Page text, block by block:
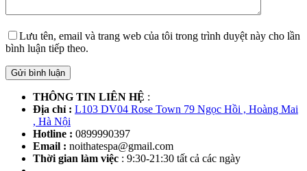
Lưu tên, email và trang web của tôi trong trình duyệt này cho lần
bình luận tiếp theo.
Gửi bình luận
THÔNG TIN LIÊN HỆ :
Địa chỉ : L103 DV04 Rose Town 79 Ngọc Hồi , Hoàng Mai
, Hà Nội
Hotline : 0899990397
Email : noithatespa@gmail.com
Thời gian làm việc : 9:30-21:30 tất cả các ngày